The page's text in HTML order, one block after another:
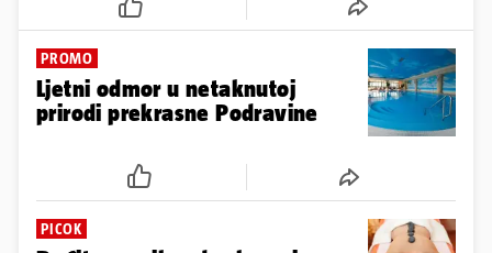
PROMO
Ljetni odmor u netaknutoj
prirodi prekrasne Podravine
PICOK